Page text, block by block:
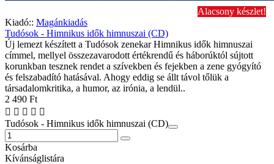
Alacsony készlet!
Kiadó:: Magánkiadás
Tudósok - Himnikus idők himnuszai (CD)
Új lemezt készített a Tudósok zenekar Himnikus idők himnuszai
címmel, mellyel összezavarodott értékrendű és háborúktól sújtott
korunkban tesznek rendet a szívekben és fejekben a zene gyógyító
és felszabadító hatásával. Ahogy eddig se állt távol tőlük a
társadalomkritika, a humor, az irónia, a lendül..
2 490 Ft
Tudósok - Himnikus idők himnuszai (CD)
Kosárba
Kívánságlistára